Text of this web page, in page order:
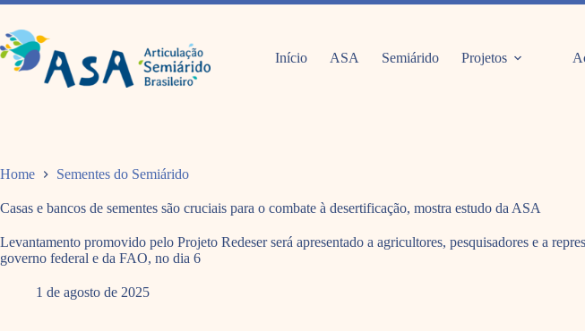
Pular
o
conteúdo
Início ASA Semiárido Projetos
Home Sementes do Semiárido
Casas e bancos de sementes são cruciais para o combate à desertificação, mostra estudo da ASA
Levantamento promovido pelo Projeto Redeser será apresentado a agricultores, pesquisadores e a
governo federal e da FAO, no dia 6
1 de agosto de 2025